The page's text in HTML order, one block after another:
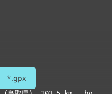
*.gpx